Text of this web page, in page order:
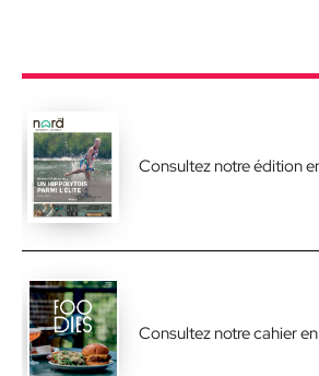
Consultez notre édition
Consultez notre cahier